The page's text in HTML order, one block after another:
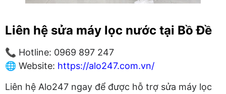
Liên hệ sửa máy lọc nước tại Bồ Đề
📞 Hotline: 0969 897 247
🌐 Website: https://alo247.com.vn/
Liên hệ Alo247 ngay để được hỗ trợ sửa máy lọc